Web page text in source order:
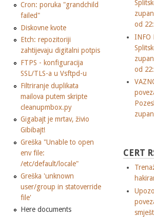
Cron: poruka "grandchild
failed"
Diskovne kvote
Etch: repozitoriji
zahtijevaju digitalni potpis
FTPS - konfiguracija
SSL/TLS-a u Vsftpd-u
Filtriranje duplikata
mailova putem skripte
cleanupmbox.py
Gigabajt je mrtav, živio
Gibibajt!
Greška "Unable to open
env file:
/etc/default/locale"
Greška 'unknown
user/group in statoverride
file'
Here documents
od
INFO
od
CERT